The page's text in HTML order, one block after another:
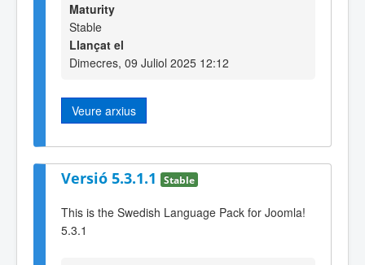
Maturity
Stable
Llançat el
Dimecres, 09 Juliol 2025 12:12
Veure arxius
Versió 5.3.1.1 Stable
This is the Swedish Language Pack for Joomla!
5.3.1